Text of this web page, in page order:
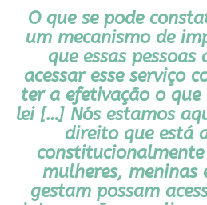
O que se pode
um mecanismo de
que essas pessoas
acessar esse serviço
ter a efetivação o
lei […] Nós estamos
direito que está
constitucionalmente
mulheres, meninas
gestam possam